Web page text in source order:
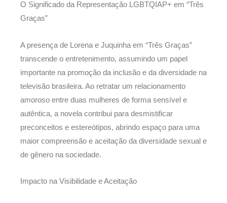
O Significado da Representação LGBTQIAP+ em “Três
Graças”
A presença de Lorena e Juquinha em “Três Graças”
transcende o entretenimento, assumindo um papel
importante na promoção da inclusão e da diversidade na
televisão brasileira. Ao retratar um relacionamento
amoroso entre duas mulheres de forma sensível e
autêntica, a novela contribui para desmistificar
preconceitos e estereótipos, abrindo espaço para uma
maior compreensão e aceitação da diversidade sexual e
de gênero na sociedade.
Impacto na Visibilidade e Aceitação